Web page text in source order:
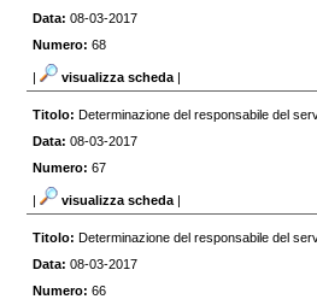
Data: 08-03-2017
Numero: 68
| visualizza scheda |
Titolo: Determinazione del responsabile del
Data: 08-03-2017
Numero: 67
| visualizza scheda |
Titolo: Determinazione del responsabile del
Data: 08-03-2017
Numero: 66